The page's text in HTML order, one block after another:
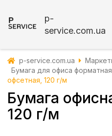
p-
service.com.ua
p-service.com.ua
Бумага для офиса форматная
офсетная, 120 г/м
Бумага
120 г/м